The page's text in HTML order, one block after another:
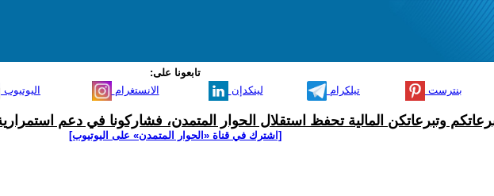
تابعونا على:
اليوتيوب الانستغرام لينكدإن تيلكرام بنترست
وتبرعاتكن المالية تحفظ استقلال الحوار المتمدن، فشاركونا في دعم
[اشترك في قناة ‫«الحوار المتمدن» على اليوتيوب]